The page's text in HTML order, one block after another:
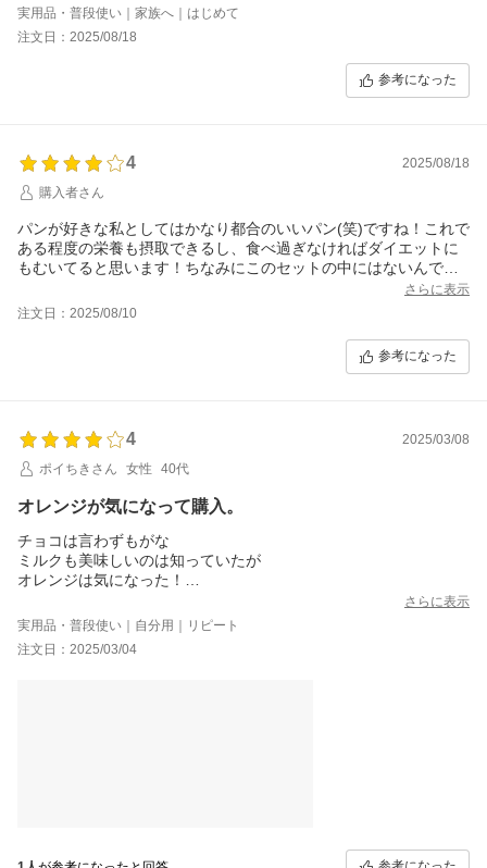
じのパンですね。
実用品・普段使い｜家族へ｜はじめて
注文日：2025/08/18
参考になった
4
2025/08/18
購入者さん
パンが好きな私としてはかなり都合のいいパン(笑)ですね！これで
ある程度の栄養も摂取できるし、食べ過ぎなければダイエットに
もむいてると思います！ちなみにこのセットの中にはないんです
さらに表示
注文日：2025/08/10
参考になった
4
2025/03/08
ポイちきさん
女性 40代
オレンジが気になって購入。
チョコは言わずもがな
ミルクも美味しいのは知っていたが
オレンジは気になった！
これは角食全部に言えるけど
少しアルコールの匂いが気になる。
ーーー
さらに表示
実用品・普段使い｜自分用｜リピート
注文日：2025/03/04